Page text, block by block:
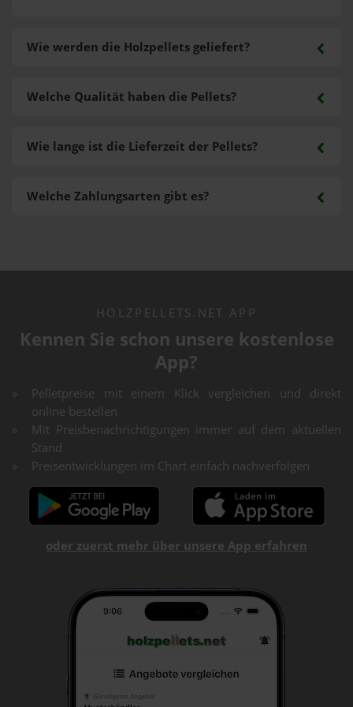
Wie werden die Holzpellets geliefert?
Welche Zahlungsarten gibt es?
Welche Qualität haben die Pellets?
Wie lange ist die Lieferzeit der Pellets?
HOLZPELLETS.NET APP
Kennen Sie schon unsere kostenlose
App?
Pelletpreise mit einem Klick vergleichen und direkt
online bestellen
Mit Preisbenachrichtigungen immer auf dem aktuellen
Stand
Preisentwicklungen im Chart einfach nachverfolgen
oder zuerst mehr über unsere App erfahren